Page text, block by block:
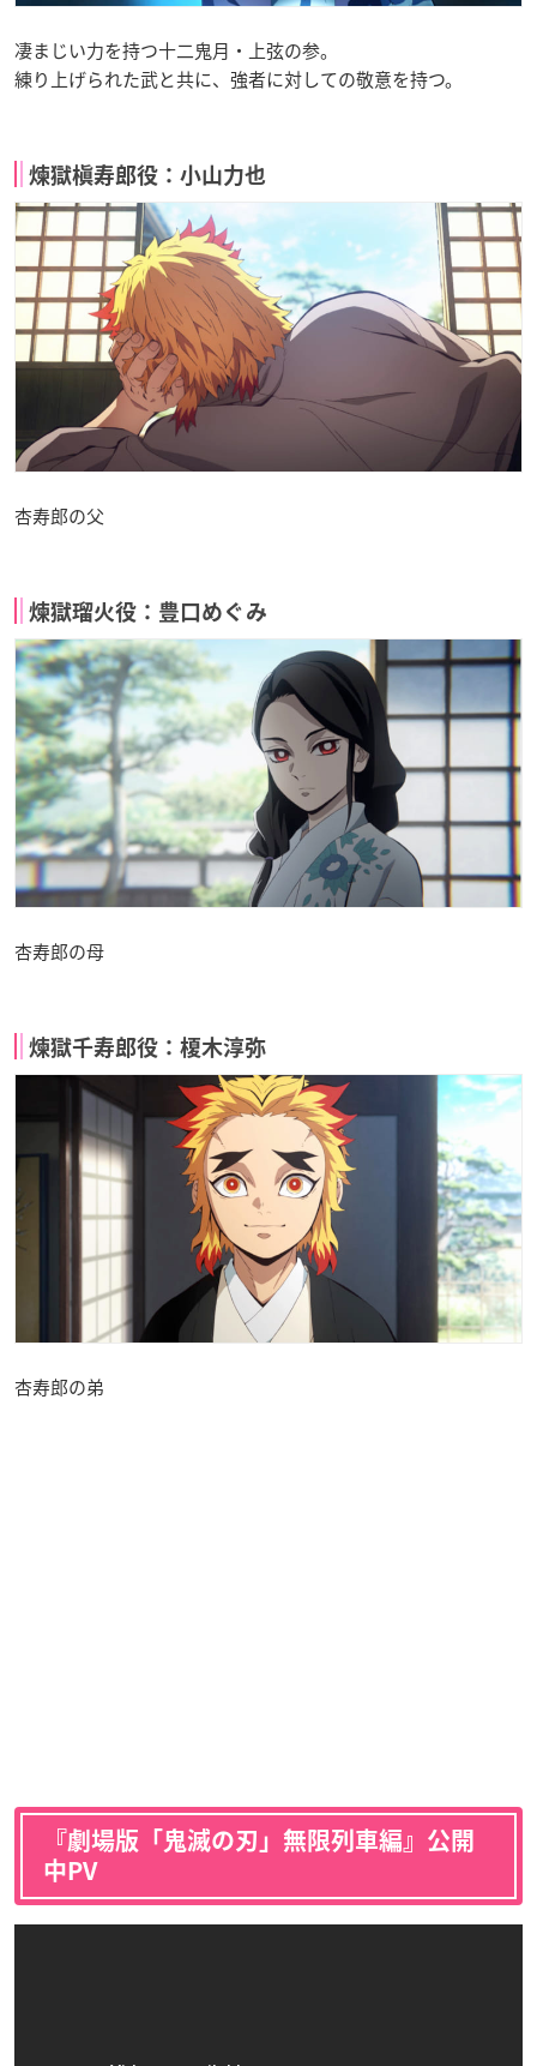
凄まじい力を持つ十二鬼月・上弦の参。
練り上げられた武と共に、強者に対しての敬意を持つ。
煉獄槇寿郎役：小山力也
杏寿郎の父
煉獄瑠火役：豊口めぐみ
杏寿郎の母
煉獄千寿郎役：榎木淳弥
杏寿郎の弟
『劇場版「鬼滅の刃」無限列車編』公開
中PV